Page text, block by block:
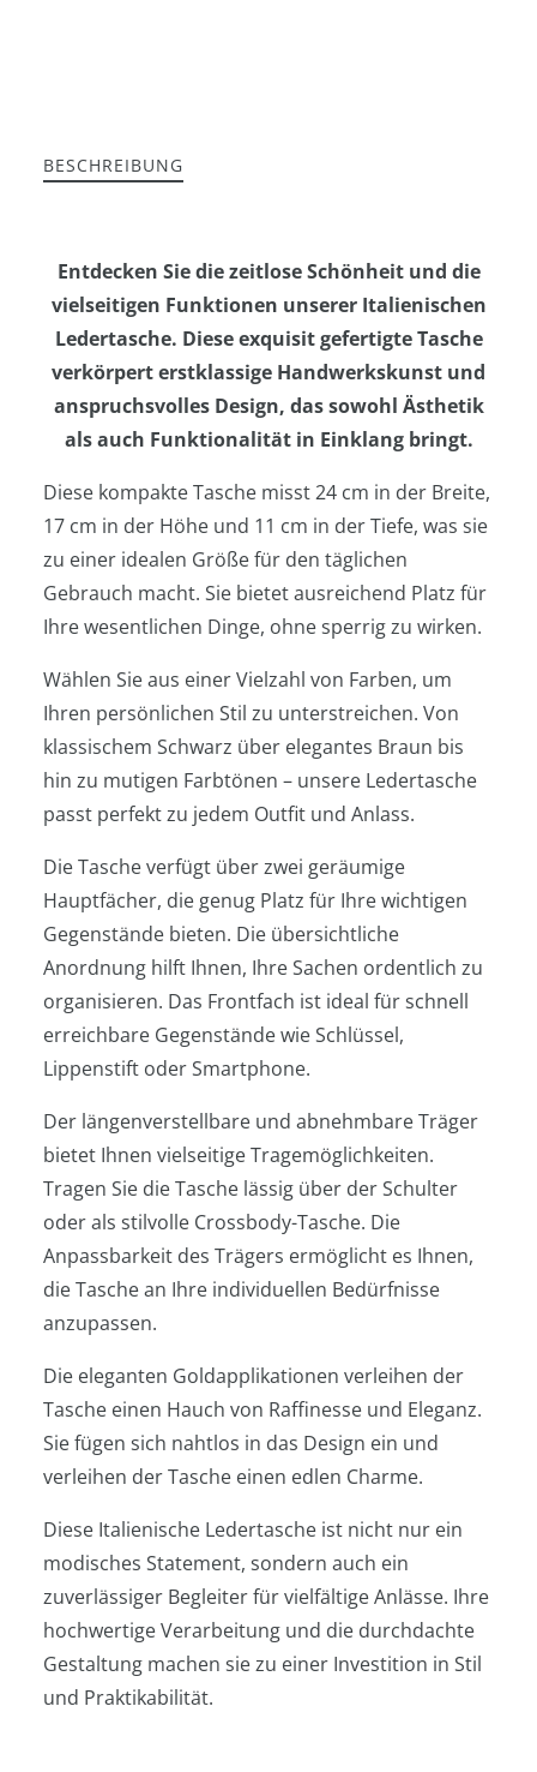
BESCHREIBUNG
Entdecken Sie die zeitlose Schönheit und die
vielseitigen Funktionen unserer Italienischen
Ledertasche. Diese exquisit gefertigte Tasche
verkörpert erstklassige Handwerkskunst und
anspruchsvolles Design, das sowohl Ästhetik
als auch Funktionalität in Einklang bringt.
Diese kompakte Tasche misst 24 cm in der Breite,
17 cm in der Höhe und 11 cm in der Tiefe, was sie
zu einer idealen Größe für den täglichen
Gebrauch macht. Sie bietet ausreichend Platz für
Ihre wesentlichen Dinge, ohne sperrig zu wirken.
Wählen Sie aus einer Vielzahl von Farben, um
Ihren persönlichen Stil zu unterstreichen. Von
klassischem Schwarz über elegantes Braun bis
hin zu mutigen Farbtönen – unsere Ledertasche
passt perfekt zu jedem Outfit und Anlass.
Die Tasche verfügt über zwei geräumige
Hauptfächer, die genug Platz für Ihre wichtigen
Gegenstände bieten. Die übersichtliche
Anordnung hilft Ihnen, Ihre Sachen ordentlich zu
organisieren. Das Frontfach ist ideal für schnell
erreichbare Gegenstände wie Schlüssel,
Lippenstift oder Smartphone.
Der längenverstellbare und abnehmbare Träger
bietet Ihnen vielseitige Tragemöglichkeiten.
Tragen Sie die Tasche lässig über der Schulter
oder als stilvolle Crossbody-Tasche. Die
Anpassbarkeit des Trägers ermöglicht es Ihnen,
die Tasche an Ihre individuellen Bedürfnisse
anzupassen.
Die eleganten Goldapplikationen verleihen der
Tasche einen Hauch von Raffinesse und Eleganz.
Sie fügen sich nahtlos in das Design ein und
verleihen der Tasche einen edlen Charme.
Diese Italienische Ledertasche ist nicht nur ein
modisches Statement, sondern auch ein
zuverlässiger Begleiter für vielfältige Anlässe. Ihre
hochwertige Verarbeitung und die durchdachte
Gestaltung machen sie zu einer Investition in Stil
und Praktikabilität.